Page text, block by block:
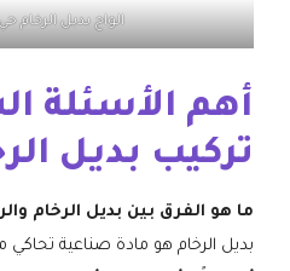
الواح بديل الرخام
أهم الأسئلة
تركيب بديل
ما هو الفرق بين بديل الرخام
بديل الرخام هو مادة صناعية تحاكي